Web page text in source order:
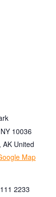
10036
, AK United
Map
2233